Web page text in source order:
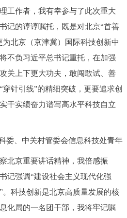
回到顶部
工作者，我有幸参与了此次重大
记的谆谆嘱托，既是对北京“首善
北京（京津冀）国际科技创新中
不负习近平总书记重托，在加强
关上下更大功夫，敢闯敢试、善
针引线”的精细突破，更要追求创
干实绩奋力谱写高水平科技自立
、中关村管委会信息科技处青年
京重要讲话精神，我倍感振
记强调“建设社会主义现代化强
。科技创新是北京高质量发展的核
化局的一名团干部，我将牢记嘱